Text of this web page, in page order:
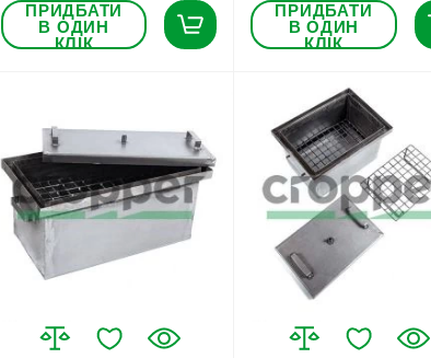
ПРИДБАТИ
В ОДИН
КЛІК
ПРИДБАТИ
В ОДИН
КЛІК